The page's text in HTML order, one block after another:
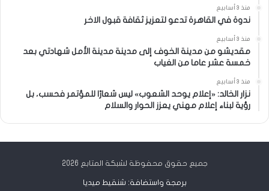
منذ 3 أسابيع
ندوة في القاهرة تدعو لتعزيز ثقافة قبول الاخر
منذ 3 أسابيع
مقديشو من مدينة الخوف إلى مدينة مدينة الأمل شهادتي بعد
خمسة عشر عاما من الغياب
منذ 3 أسابيع
نزار الخالد: «إعلام يوحد الشعوب» ليس شعارًا للمؤتمر فحسب، بل
رؤية لبناء إعلام مهني يعزز الحوار والسلام
جميع حقوق محفوظة لشبكة المتابع 2026
برمجة واستضافة: شنقيط ميديا